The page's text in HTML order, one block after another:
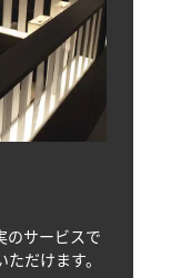
のサービスで
だけます。